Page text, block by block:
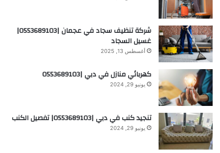
شركة تنظيف سجاد في عجمان |0553689103|
غسيل السجاد
أغسطس 13, 2025
كهربائي منازل في دبي |0553689103
يونيو 29, 2024
تنجيد كنب في دبي |0553689103| تفصيل الكنب
يونيو 29, 2024